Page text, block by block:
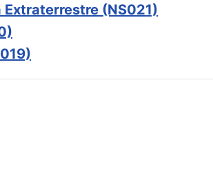
Extraterrestre (NS021)